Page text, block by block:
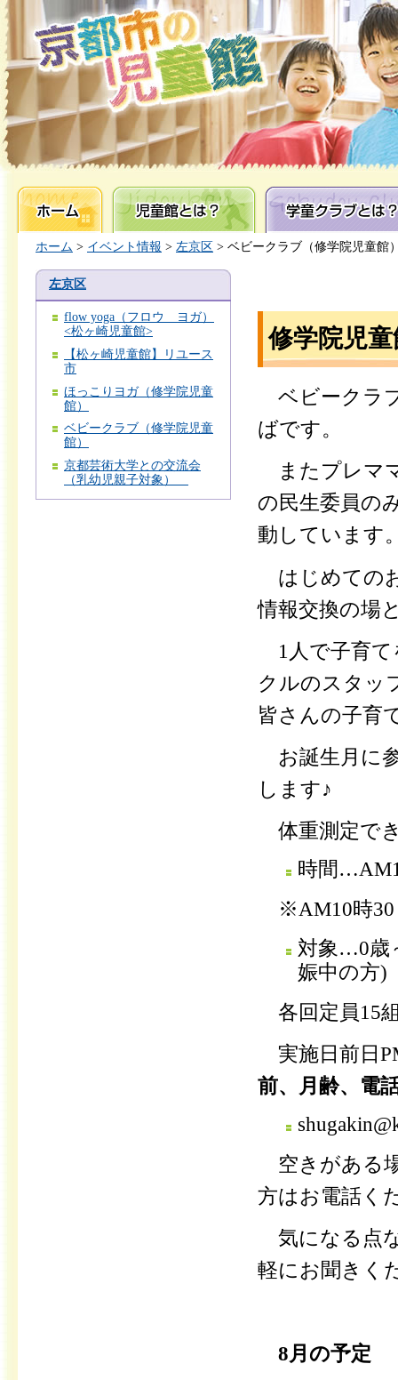
ホーム 児童館とは？ 学童クラブとは？
ホーム > イベント情報 > 左京区 > ベビークラブ（修学院児童館
左京区
flow yoga（フロウ ヨガ）
<松ヶ崎児童館>
【松ヶ崎児童館】リユース
市
ほっこりヨガ（修学院児童
館）
ベビークラブ（修学院児童
館）
京都芸術大学との交流会
（乳幼児親子対象）
修学院児
ベビークラ
ばです。
またプレマ
の民生委員の
動しています
はじめての
情報交換の場
1人で子育て
クルのスタッ
皆さんの子育
お誕生月に
します♪
体重測定で
時間
※AM10時30
対象…0歳
娠中の方)
各回定員15
実施日前日
前、月齢、電
空きがある
方はお電話く
気になる点
軽にお聞きく
8月の予定